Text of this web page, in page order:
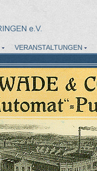
VERANSTALTUNGEN